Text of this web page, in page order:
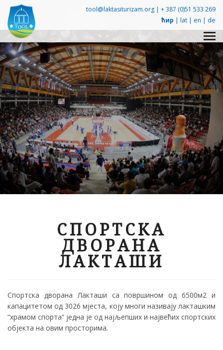
tool@laktasiturizam.org | + 387 (0)51 533 269
ћир | lat | en | de
СПОРТСКА
ДВОРАНА
ЛАКТАШИ
Спортска дворана Лакташи са површином од 6500м2 и
капацитетом од 3026 мјеста, коју многи називају лакташким
“храмом спорта” једна је од најљепших и највећих спортских
објекта на овим просторима.